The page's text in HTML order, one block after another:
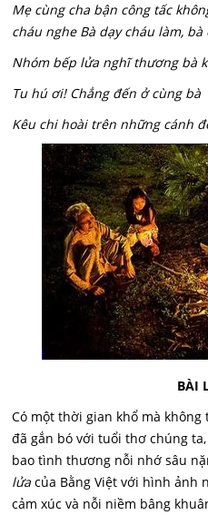
Mẹ cùng cha bận công tấc
cháu nghe Bà dạy cháu làm, bà
Nhóm bếp lửa nghĩ thương bà
Tu hú ơi! Chẳng đến ở cùng bà
Kêu chi hoài trên những cánh
BÀI
Có một thời gian khổ mà
đã gắn bó với tuổi thơ chúng
bao tình thương nỗi nhớ sâu
lửa của Bằng Việt với hình ảnh
cảm xúc và nỗi niềm bâng